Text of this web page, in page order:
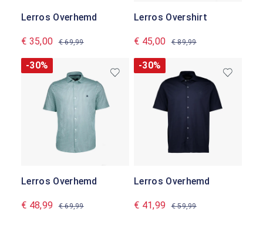
Lerros Overhemd
€ 35,00 € 69,99
Lerros Overshirt
€ 45,00 € 89,99
-30%
Lerros Overhemd
€ 48,99 € 69,99
-30%
Lerros Overhemd
€ 41,99 € 59,99